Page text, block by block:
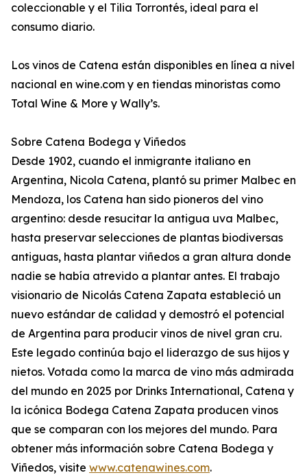
coleccionable y el Tilia Torrontés, ideal para el
consumo diario.
Los vinos de Catena están disponibles en línea a nivel
nacional en wine.com y en tiendas minoristas como
Total Wine & More y Wally’s.
Sobre Catena Bodega y Viñedos
Desde 1902, cuando el inmigrante italiano en
Argentina, Nicola Catena, plantó su primer Malbec en
Mendoza, los Catena han sido pioneros del vino
argentino: desde resucitar la antigua uva Malbec,
hasta preservar selecciones de plantas biodiversas
antiguas, hasta plantar viñedos a gran altura donde
nadie se había atrevido a plantar antes. El trabajo
visionario de Nicolás Catena Zapata estableció un
nuevo estándar de calidad y demostró el potencial
de Argentina para producir vinos de nivel gran cru.
Este legado continúa bajo el liderazgo de sus hijos y
nietos. Votada como la marca de vino más admirada
del mundo en 2025 por Drinks International, Catena y
la icónica Bodega Catena Zapata producen vinos
que se comparan con los mejores del mundo. Para
obtener más información sobre Catena Bodega y
Viñedos, visite www.catenawines.com.